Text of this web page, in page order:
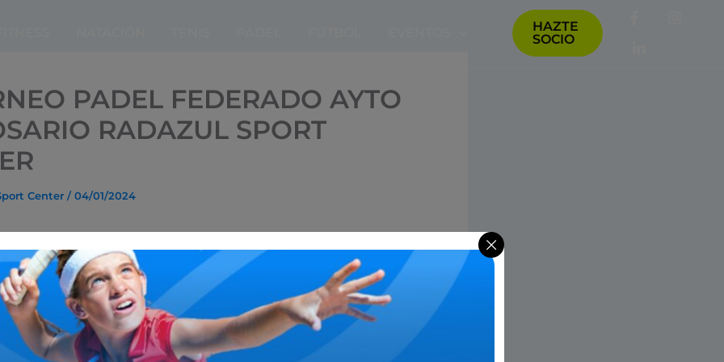
HAZTE
SOCIO
PADEL FEDERADO AYTO
RADAZUL SPORT
Center / 04/01/2024
20 al 28 de enero.
de inscripción: 23 € por persona.
de bienvenida.
masculina y femenina.
en metálico para la 1º categoría.